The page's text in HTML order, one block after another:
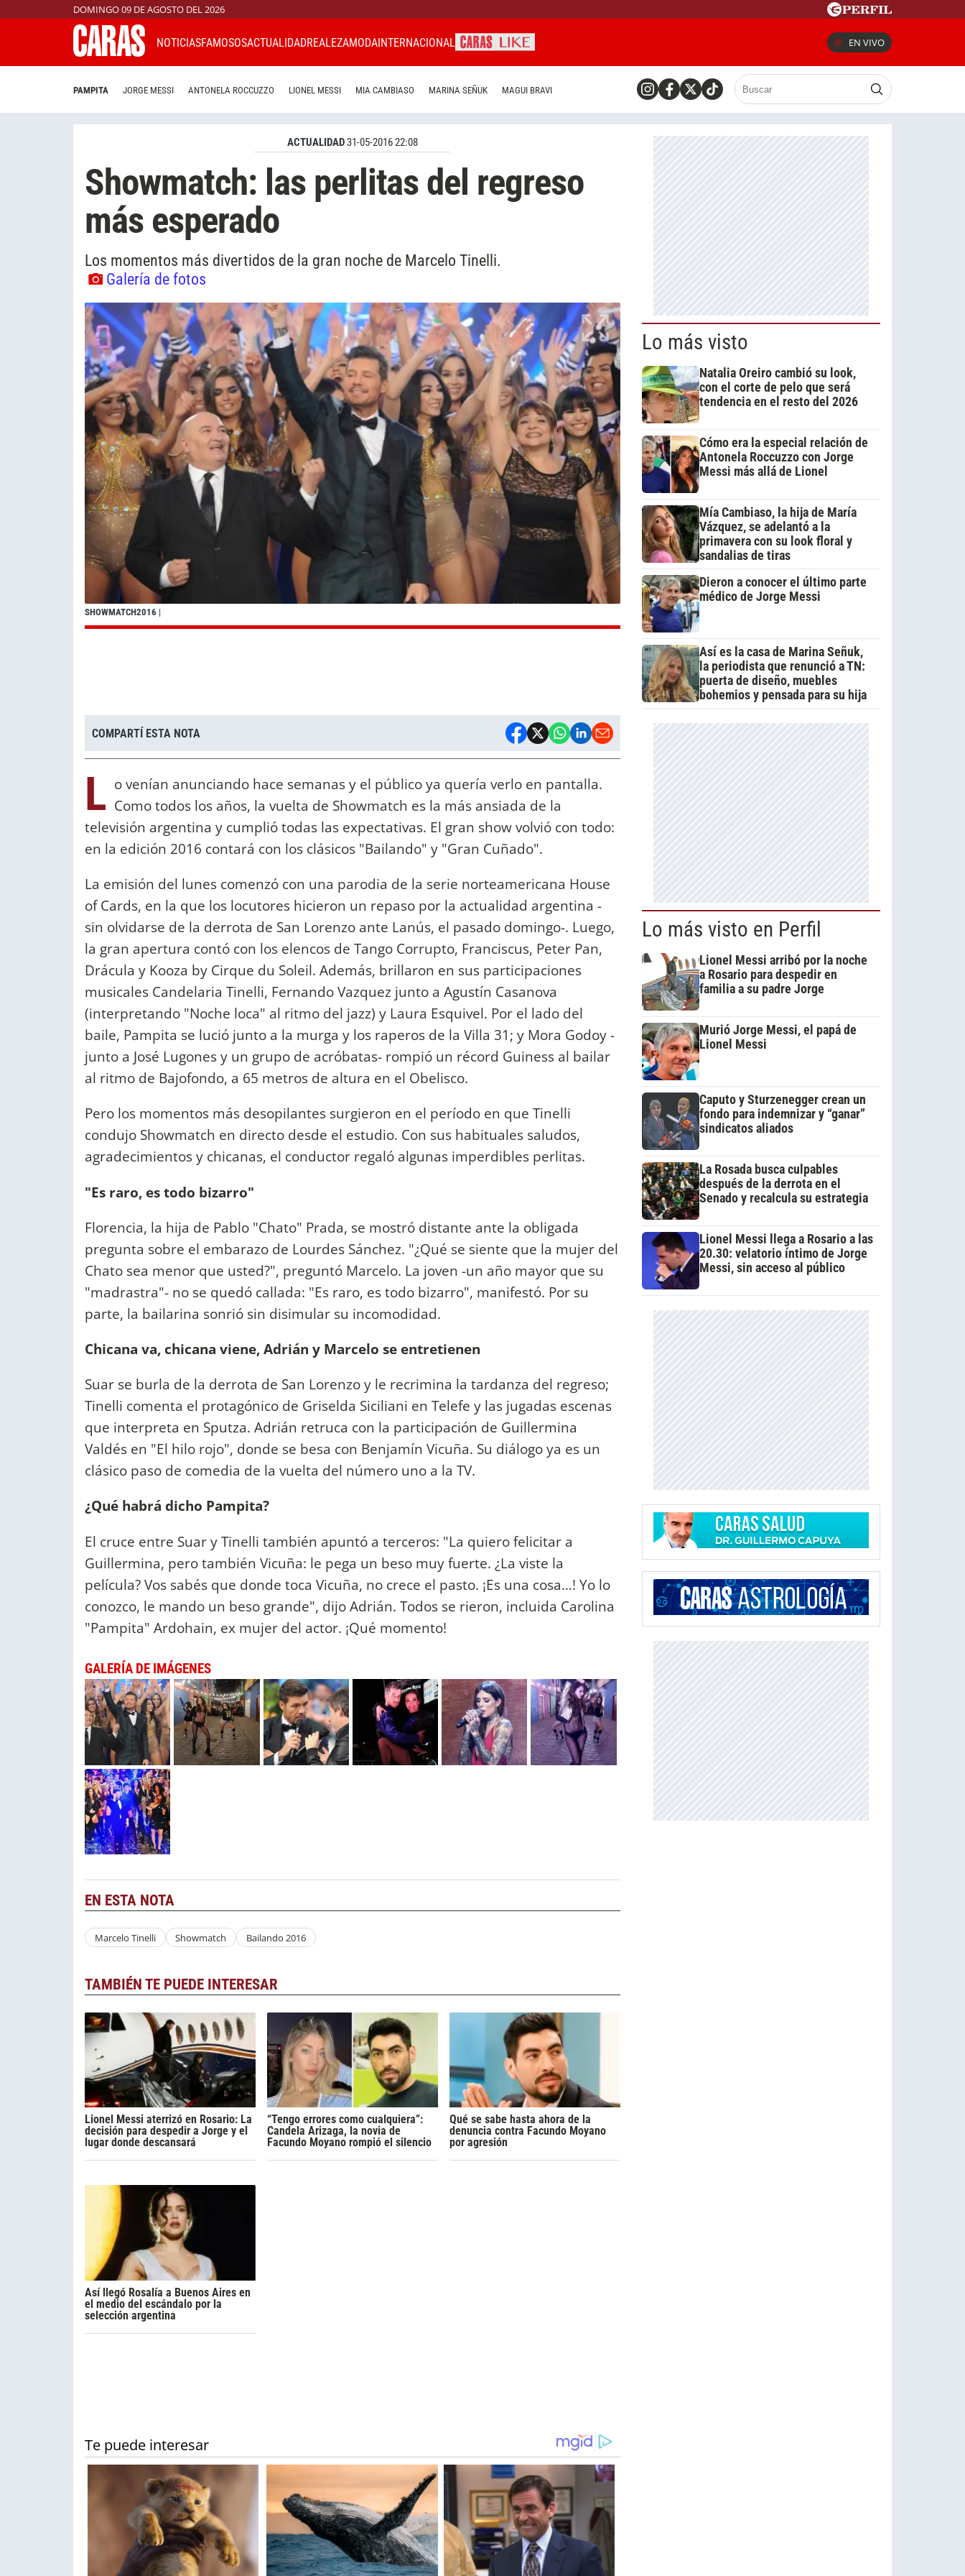
DOMINGO 09 DE AGOSTO DEL 2026
NOTICIASFAMOSOSACTUALIDADREALEZAMODAINTERNACIONAL EN VIVO
PAMPITA JORGE MESSI ANTONELA ROCCUZZO LIONEL MESSI MIA CAMBIASO MARINA SEÑUK MAGUI BRAVI
ACTUALIDAD31-05-2016 22:08
Showmatch: las perlitas del regreso
más esperado
Los momentos más divertidos de la gran noche de Marcelo Tinelli.
Galería de fotos
SHOWMATCH2016 |
COMPARTÍ ESTA NOTA
L o venían anunciando hace semanas y el público ya quería verlo en pantalla.
Como todos los años, la vuelta de Showmatch es la más ansiada de la
televisión argentina y cumplió todas las expectativas. El gran show volvió con todo:
en la edición 2016 contará con los clásicos "Bailando" y "Gran Cuñado".
La emisión del lunes comenzó con una parodia de la serie norteamericana House
of Cards, en la que los locutores hicieron un repaso por la actualidad argentina -
sin olvidarse de la derrota de San Lorenzo ante Lanús, el pasado domingo-. Luego,
la gran apertura contó con los elencos de Tango Corrupto, Franciscus, Peter Pan,
Drácula y Kooza by Cirque du Soleil. Además, brillaron en sus participaciones
musicales Candelaria Tinelli, Fernando Vazquez junto a Agustín Casanova
(interpretando "Noche loca" al ritmo del jazz) y Laura Esquivel. Por el lado del
baile, Pampita se lució junto a la murga y los raperos de la Villa 31; y Mora Godoy -
junto a José Lugones y un grupo de acróbatas- rompió un récord Guiness al bailar
al ritmo de Bajofondo, a 65 metros de altura en el Obelisco.
Pero los momentos más desopilantes surgieron en el período en que Tinelli
condujo Showmatch en directo desde el estudio. Con sus habituales saludos,
agradecimientos y chicanas, el conductor regaló algunas imperdibles perlitas.
"Es raro, es todo bizarro"
Florencia, la hija de Pablo "Chato" Prada, se mostró distante ante la obligada
pregunta sobre el embarazo de Lourdes Sánchez. "¿Qué se siente que la mujer del
Chato sea menor que usted?", preguntó Marcelo. La joven -un año mayor que su
"madrastra"- no se quedó callada: "Es raro, es todo bizarro", manifestó. Por su
parte, la bailarina sonrió sin disimular su incomodidad.
Chicana va, chicana viene, Adrián y Marcelo se entretienen
Suar se burla de la derrota de San Lorenzo y le recrimina la tardanza del regreso;
Tinelli comenta el protagónico de Griselda Siciliani en Telefe y las jugadas escenas
que interpreta en Sputza. Adrián retruca con la participación de Guillermina
Valdés en "El hilo rojo", donde se besa con Benjamín Vicuña. Su diálogo ya es un
clásico paso de comedia de la vuelta del número uno a la TV.
¿Qué habrá dicho Pampita?
El cruce entre Suar y Tinelli también apuntó a terceros: "La quiero felicitar a
Guillermina, pero también Vicuña: le pega un beso muy fuerte. ¿La viste la
película? Vos sabés que donde toca Vicuña, no crece el pasto. ¡Es una cosa…! Yo lo
conozco, le mando un beso grande", dijo Adrián. Todos se rieron, incluida Carolina
"Pampita" Ardohain, ex mujer del actor. ¡Qué momento!
GALERÍA DE IMÁGENES
EN ESTA NOTA
Marcelo Tinelli Showmatch Bailando 2016
TAMBIÉN TE PUEDE INTERESAR
Lionel Messi aterrizó en Rosario: La
decisión para despedir a Jorge y el
lugar donde descansará
“Tengo errores como cualquiera”:
Candela Arizaga, la novia de
Facundo Moyano rompió el silencio
Qué se sabe hasta ahora de la
denuncia contra Facundo Moyano
por agresión
Así llegó Rosalía a Buenos Aires en
el medio del escándalo por la
selección argentina
Lo más visto
Natalia Oreiro cambió su look,
con el corte de pelo que será
tendencia en el resto del 2026
Cómo era la especial relación de
Antonela Roccuzzo con Jorge
Messi más allá de Lionel
Mía Cambiaso, la hija de María
Vázquez, se adelantó a la
primavera con su look floral y
sandalias de tiras
Dieron a conocer el último parte
médico de Jorge Messi
Así es la casa de Marina Señuk,
la periodista que renunció a TN:
puerta de diseño, muebles
bohemios y pensada para su hija
Lo más visto en Perfil
Lionel Messi arribó por la noche
a Rosario para despedir en
familia a su padre Jorge
Murió Jorge Messi, el papá de
Lionel Messi
Caputo y Sturzenegger crean un
fondo para indemnizar y “ganar”
sindicatos aliados
La Rosada busca culpables
después de la derrota en el
Senado y recalcula su estrategia
Lionel Messi llega a Rosario a las
20.30: velatorio íntimo de Jorge
Messi, sin acceso al público